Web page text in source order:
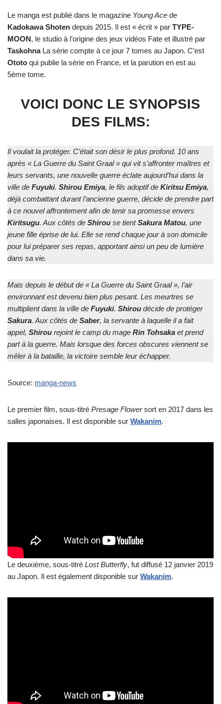
Le manga est publié dans le magazine Young Ace de
Kadokawa Shoten depuis 2015. Il est « écrit » par TYPE-
MOON , le studio à l’origine des jeux vidéos Fate et illustré par
Taskohna La série compte à ce jour 7 tomes au Japon. C’est
Ototo qui publie la série en France, et la parution en est au
5ème tome.
VOICI DONC LE SYNOPSIS
DES FILMS:
Il voulait la protéger. C’était son désir le plus profond. 10 ans
après « La Guerre du Saint Graal » qui vit s’affronter maîtres et
leurs servants, une nouvelle guerre éclate aujourd’hui dans la
ville de Fuyuki. Shirou Emiya, le fils adoptif de Kiritsu Emiya,
déjà combattant durant l’ancienne guerre, décide de prendre part
à ce nouvel affrontement afin de tenir sa promesse envers
Kiritsugu. Aux côtés de Shirou se tientSakura Matou, une
jeune fille éprise de lui. Elle se rend chaque jour à son domicile
pour lui préparer ses repas, apportant ainsi un peu de lumière
dans sa vie.
Mais depuis le début de « La Guerre du Saint Graal », l’air
environnant est devenu bien plus pesant. Les meurtres se
multiplient dans la ville de Fuyuki. Shirou décide de protéger
Sakura. Aux côtés de Saber, la servante à laquelle il a fait
appel, Shirou rejoint le camp du mage Rin Tohsaka et prend
part à la guerre. Mais lorsque des forces obscures viennent se
mêler à la bataille, la victoire semble leur échapper.
Source: manga-news
Le premier film, sous-titré Presage Flowersort en 2017 dans les
salles japonaises. Il est disponible sur Wakanim.
Le deuxième, sous-titré Lost Butterfly, fut diffusé 12 janvier 2019
au Japon. Il est également disponible sur Wakanim.